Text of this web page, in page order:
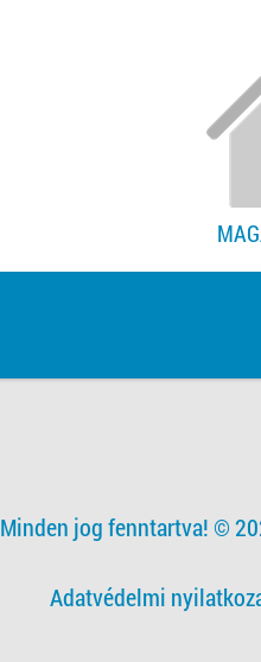
Minden jog fenntartva! ©
Adatvédelmi